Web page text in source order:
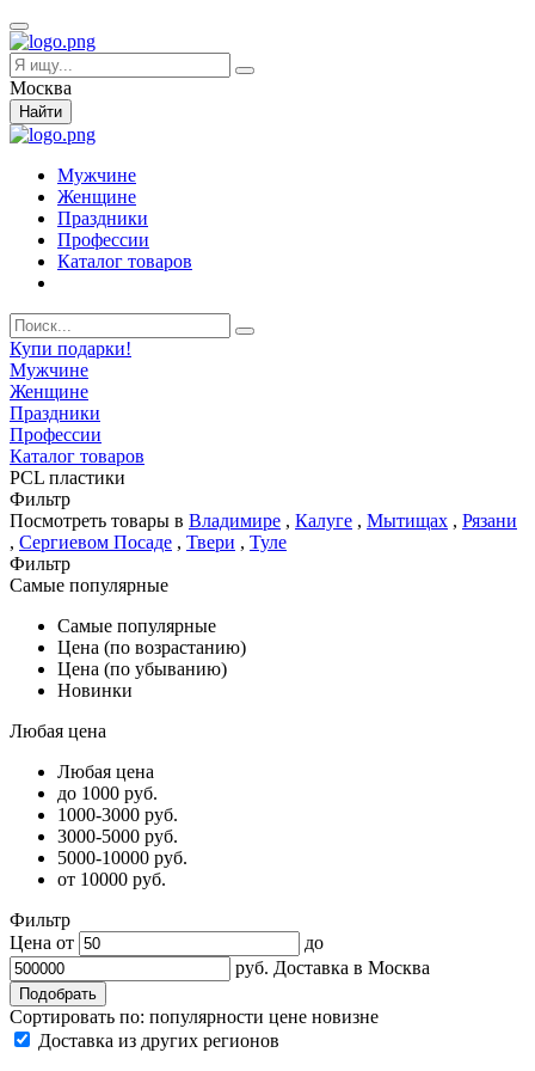
Москва
Найти
Мужчине
Женщине
Праздники
Профессии
Каталог товаров
Купи подарки!
Мужчине
Женщине
Праздники
Профессии
Каталог товаров
PCL пластики
Фильтр
Посмотреть товары в Владимире , Калуге , Мытищах , Рязани
, Сергиевом Посаде , Твери , Туле
Фильтр
Самые популярные
Самые популярные
Цена (по возрастанию)
Цена (по убыванию)
Новинки
Любая цена
Любая цена
до 1000 руб.
1000-3000 руб.
3000-5000 руб.
5000-10000 руб.
от 10000 руб.
Фильтр
Цена от
до
руб. Доставка в Москва
Сортировать по: популярности цене новизне
Доставка из других регионов